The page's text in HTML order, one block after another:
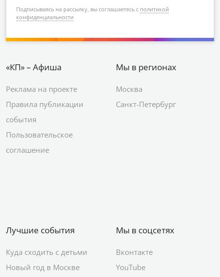
Подписываясь на рассылку, вы соглашаетесь с политикой
конфиденциальности
«КП» – Афиша
Реклама на проекте
Правила публикации
события
Пользовательское
соглашение
Мы в регионах
Москва
Санкт-Петербург
Лучшие события
Куда сходить с детьми
Новый год в Москве
Мы в соцсетях
Вконтакте
YouTube